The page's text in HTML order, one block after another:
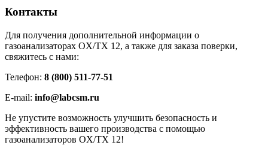
Контакты
Для получения дополнительной информации о
газоанализаторах OX/TX 12, а также для заказа поверки,
свяжитесь с нами:
Телефон: 8 (800) 511-77-51
E-mail: info@labcsm.ru
Не упустите возможность улучшить безопасность и
эффективность вашего производства с помощью
газоанализаторов OX/TX 12!